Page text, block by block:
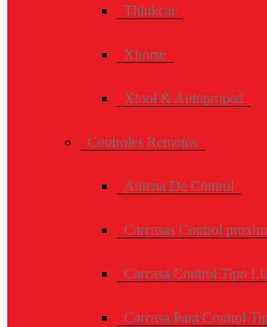
Thinkcar
Xhorse
Xtool & Autopropad
Controles Remotos
Antena De Control
Carcasas Control
Carcasa Control Tipo
Carcasa Para Control